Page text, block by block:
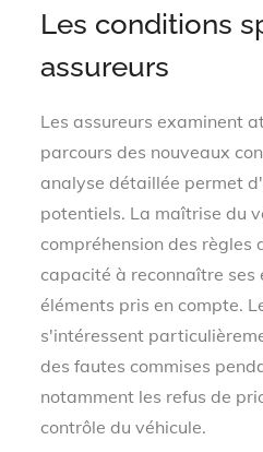
Les conditions
assureurs
Les assureurs examinent
parcours des nouveaux
analyse détaillée permet
potentiels. La maîtrise du
compréhension des règles
capacité à reconnaître ses
éléments pris en compte.
s'intéressent
des fautes commises
notamment les refus de
contrôle du véhicule.